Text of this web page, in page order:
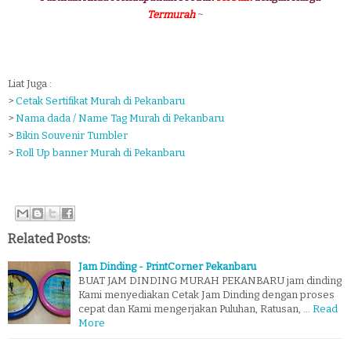
Termurah~
Liat Juga :
> Cetak Sertifikat Murah di Pekanbaru
> Nama dada / Name Tag Murah di Pekanbaru
> Bikin Souvenir Tumbler
> Roll Up banner Murah di Pekanbaru
Related Posts:
Jam Dinding - PrintCorner Pekanbaru
BUAT JAM DINDING MURAH PEKANBARU jam dinding
Kami menyediakan Cetak Jam Dinding dengan proses
cepat dan Kami mengerjakan Puluhan, Ratusan, …
Read
More